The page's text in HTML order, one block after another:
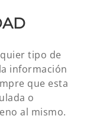
tipo de
información
que esta
o
al mismo.